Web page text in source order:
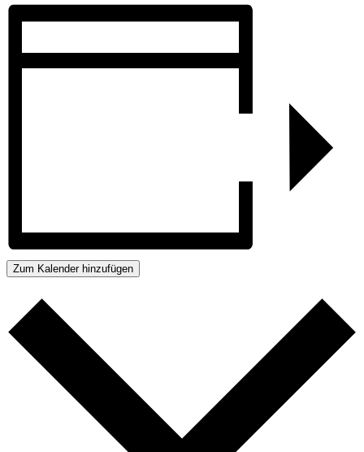
Zum Kalender hinzufügen